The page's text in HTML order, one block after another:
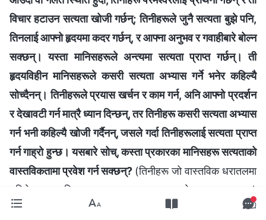
विचार हटाउन सत्यता खोजी गर्छन्; तिनीहरूले जुनै सत्यता बुझे पनि,
तिनलाई आफ्नो हृदयमा कदर गर्छन्, र आफ्ना अनुभव र गवाहीबारे बोल्न
सक्छन्। यस्ता मानिसहरूले अन्त्यमा सत्यता प्राप्त गर्छन्। ती
हृदयविहीन मानिसहरूले कसरी सत्यता अभ्यास गर्ने भनेर कहिल्यै
सोच्दैनन्। तिनीहरूले प्रयास खर्चन र काम गर्न, अनि आफ्नो प्रदर्शन
र देखावटी गर्न मात्रै ध्यान दिन्छन्, तर तिनीहरू कसरी सत्यता अभ्यास
गर्न भनी कहिल्यै खोजी गर्दैनन्, जसले गर्दा तिनीहरूलाई सत्यता प्राप्त
गर्न गाह्रो हुन्छ। यसबारे सोच्, कस्ता प्रकारका मानिसहरू सत्यताको
वास्तविकतामा प्रवेश गर्न सक्छन्? (तिनीहरू जो वास्तविक धरातलमा
उभिने, व्यावहारिक र कामकुरामा मन लगाउने खालका छन्।)
वास्तविकतामा उभिएर कामकुरामा मन लगाउने, र हृदय भएका